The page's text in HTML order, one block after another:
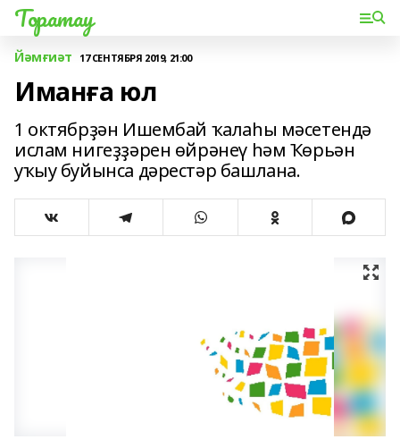
Торатау
Йәмғиәт 17 СЕНТЯБРЯ 2019, 21:00
Иманға юл
1 октябрҙән Ишембай ҡалаһы мәсетендә
ислам нигеҙҙәрен өйрәнеү һәм Ҡөрьән
уҡыу буйынса дәрестәр башлана.